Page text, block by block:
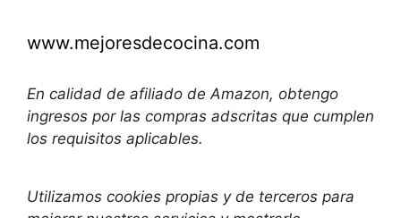
www.mejoresdecocina.com
En calidad de afiliado de Amazon, obtengo
ingresos por las compras adscritas que cumplen
los requisitos aplicables.
Utilizamos cookies propias y de terceros para